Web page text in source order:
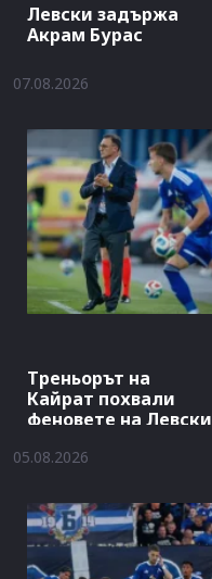
Левски задържа
Акрам Бурас
07.08.2026
Треньорът на
Кайрат похвали
феновете на Левски
05.08.2026